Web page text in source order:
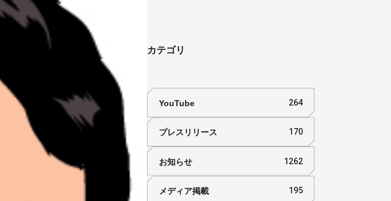
カテゴリ
YouTube 264
プレスリリース 170
お知らせ 1262
メディア掲載 195